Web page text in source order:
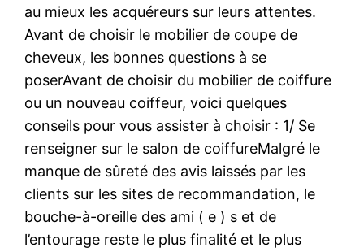
au mieux les acquéreurs sur leurs attentes.
Avant de choisir le mobilier de coupe de
cheveux, les bonnes questions à se
poserAvant de choisir du mobilier de coiffure
ou un nouveau coiffeur, voici quelques
conseils pour vous assister à choisir : 1/ Se
renseigner sur le salon de coiffureMalgré le
manque de sûreté des avis laissés par les
clients sur les sites de recommandation, le
bouche-à-oreille des ami ( e ) s et de
l’entourage reste le plus finalité et le plus